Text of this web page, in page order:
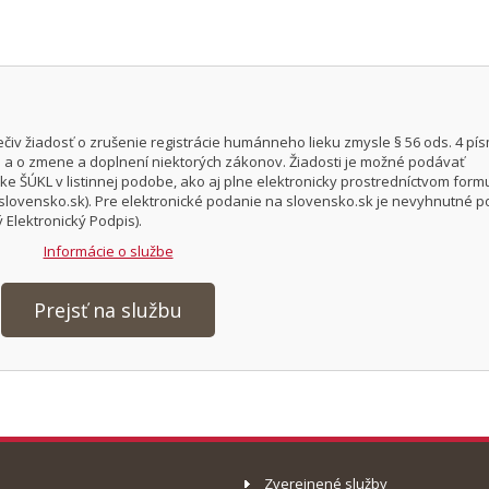
žiadosť o zrušenie registrácie humánneho lieku zmysle § 56 ods. 4
o zmene a doplnení niektorých zákonov. Žiadosti je možné podávať
ŠÚKL v listinnej podobe, ako aj plne elektronicky prostredníctvom
Pre elektronické podanie na slovensko.sk je nevyhnutné
Podpis).
Informácie o službe
Prejsť na službu
Zverejnené služby